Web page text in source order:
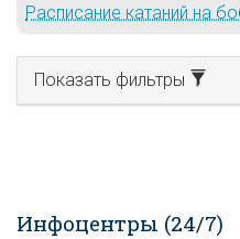
Расписание катаний на
Показать фильтры
Инфоцентры (24/7)